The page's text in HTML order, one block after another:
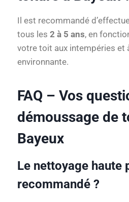
Il est recommandé
tous les 2 à 5 ans, en
votre toit aux intempéries et
environnante.
FAQ – Vos
démoussage de
Bayeux
Le nettoyage haute
recommandé ?